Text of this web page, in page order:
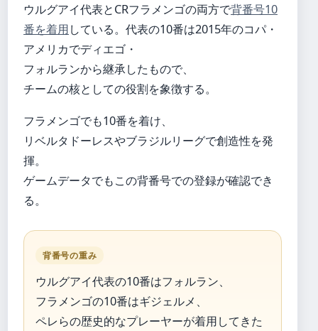
ウルグアイ代表とCRフラメンゴの両方で背番号10
番を着用している。代表の10番は2015年のコパ・
アメリカでディエゴ・
フォルランから継承したもので、
チームの核としての役割を象徴する。
フラメンゴでも10番を着け、
リベルタドーレスやブラジルリーグで創造性を発
揮。
ゲームデータでもこの背番号での登録が確認でき
る。
背番号の重み
ウルグアイ代表の10番はフォルラン、
フラメンゴの10番はギジェルメ、
ペレらの歴史的なプレーヤーが着用してきた